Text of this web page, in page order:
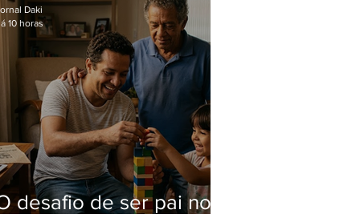
desafio de ser pai no
Daki
10 horas